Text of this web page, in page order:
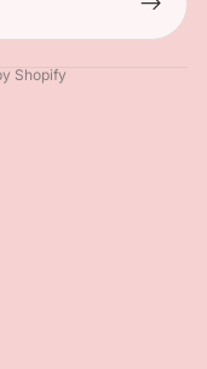
Shopify